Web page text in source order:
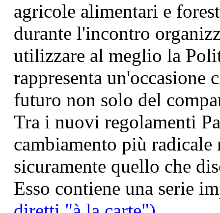
agricole alimentari e
durante l'incontro
utilizzare al meglio la
rappresenta un'occasione
futuro non solo del
Tra i nuovi regolamenti
cambiamento più radicale
sicuramente quello che
Esso contiene una serie